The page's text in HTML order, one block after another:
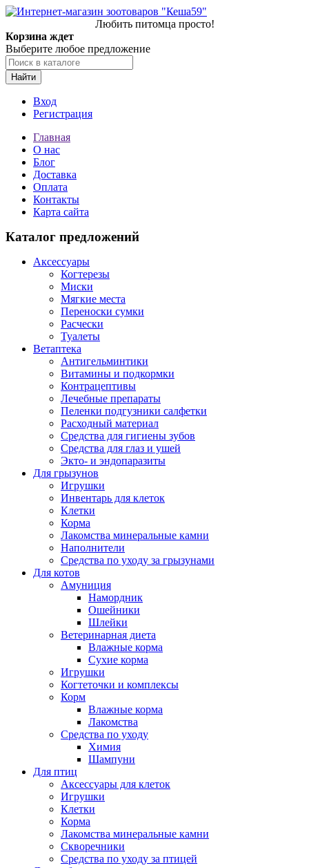
Любить питомца просто!
Корзина ждет
Выберите любое предложение
Найти
Вход
Регистрация
Главная
О нас
Блог
Доставка
Оплата
Контакты
Карта сайта
Каталог предложений
Аксессуары
Когтерезы
Миски
Мягкие места
Переноски сумки
Расчески
Туалеты
Ветаптека
Антигельминтики
Витамины и подкормки
Контрацептивы
Лечебные препараты
Пеленки подгузники салфетки
Расходный материал
Средства для гигиены зубов
Средства для глаз и ушей
Экто- и эндопаразиты
Для грызунов
Игрушки
Инвентарь для клеток
Клетки
Корма
Лакомства минеральные камни
Наполнители
Средства по уходу за грызунами
Для котов
Амуниция
Намордник
Ошейники
Шлейки
Ветеринарная диета
Влажные корма
Сухие корма
Игрушки
Когтеточки и комплексы
Корм
Влажные корма
Лакомства
Средства по уходу
Химия
Шампуни
Для птиц
Аксессуары для клеток
Игрушки
Клетки
Корма
Лакомства минеральные камни
Скворечники
Средства по уходу за птицей